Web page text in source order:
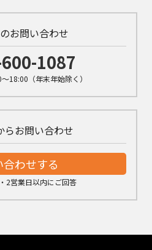
お問い合わせ
1087
18:00（年末年始除く）
らお問い合わせ
合わせする
2営業日以内にご回答